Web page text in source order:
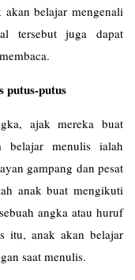
belajar mengenali
tersebut juga dapat
putus-putus
ajak mereka buat
belajar menulis ialah
gampang dan pesat
anak buat mengikuti
angka atau huruf
itu, anak akan belajar
saat menulis.